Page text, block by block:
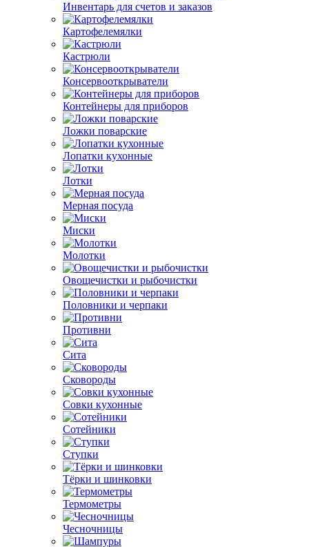
Инвентарь для счетов и заказов
Картофелемялки
Кастрюли
Консервооткрыватели
Контейнеры для приборов
Ложки поварские
Лопатки кухонные
Лотки
Мерная посуда
Миски
Молотки
Овощечистки и рыбочистки
Половники и черпаки
Противни
Сита
Сковороды
Совки кухонные
Сотейники
Ступки
Тёрки и шинковки
Термометры
Чесночницы